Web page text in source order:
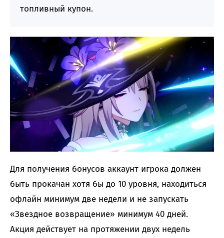
топливный купон.
Для получения бонусов аккаунт игрока должен
быть прокачан хотя бы до 10 уровня, находиться
офлайн минимум две недели и не запускать
«Звездное возвращение» минимум 40 дней.
Акция действует на протяжении двух недель